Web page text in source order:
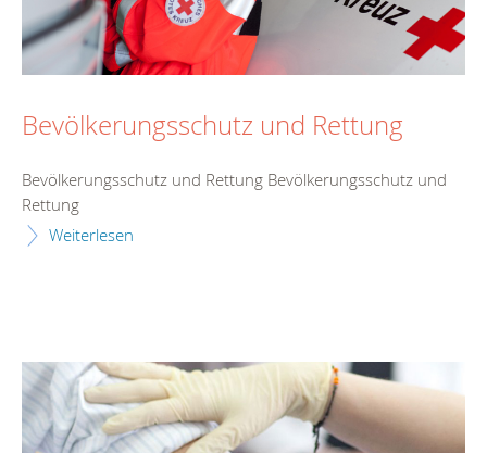
Bevölkerungsschutz und Rettung
Bevölkerungsschutz und Rettung Bevölkerungsschutz und
Rettung
Weiterlesen